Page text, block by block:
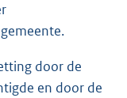
door de
en door de